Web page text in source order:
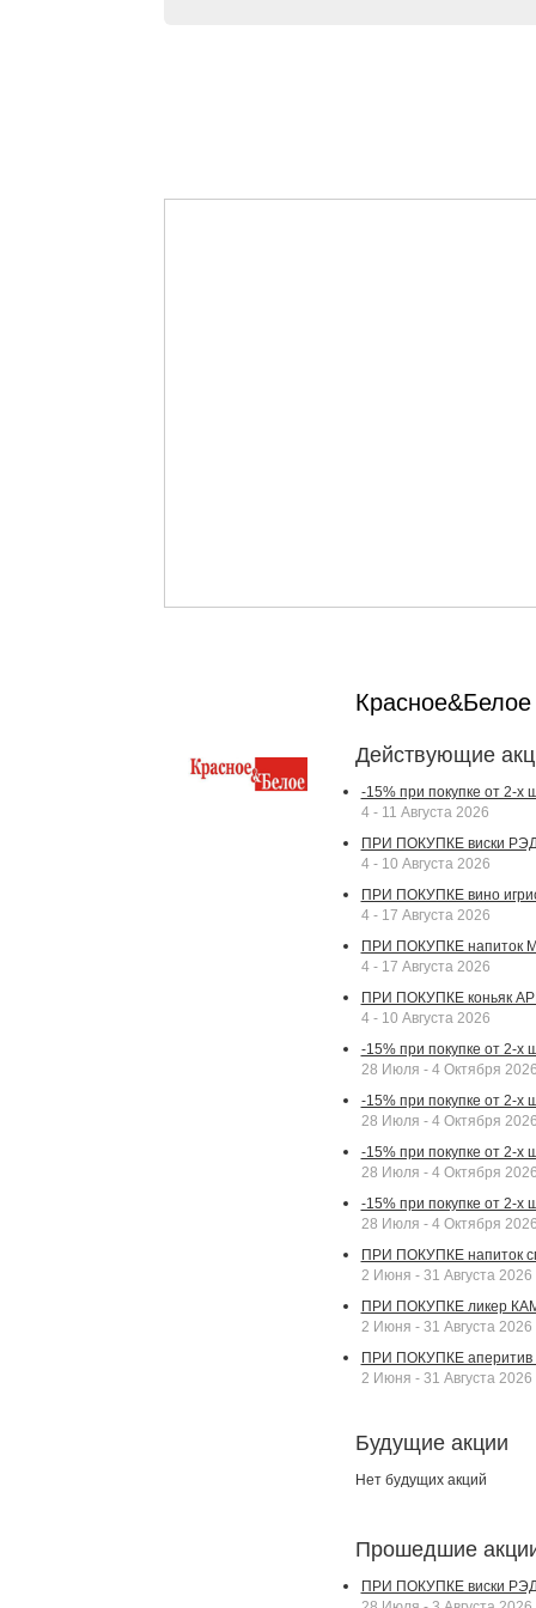
Действующие
-15% при покупке от 2-
4 - 11 Августа 2026
ПРИ ПОКУПКЕ виски
4 - 10 Августа 2026
ПРИ ПОКУПКЕ вино
4 - 17 Августа 2026
ПРИ ПОКУПКЕ напиток
4 - 17 Августа 2026
ПРИ ПОКУПКЕ коньяк
4 - 10 Августа 2026
-15% при покупке от 2-х
28 Июля - 4 Октября
-15% при покупке от 2-х
28 Июля - 4 Октября
-15% при покупке от 2-х
28 Июля - 4 Октября
-15% при покупке от 2-х
28 Июля - 4 Октября
ПРИ ПОКУПКЕ напиток
2 Июня - 31 Августа 2026
ПРИ ПОКУПКЕ ликер
2 Июня - 31 Августа 2026
ПРИ ПОКУПКЕ аперитив
2 Июня - 31 Августа 2026
Будущие акции
Нет будущих акций
Прошедшие
ПРИ ПОКУПКЕ виски